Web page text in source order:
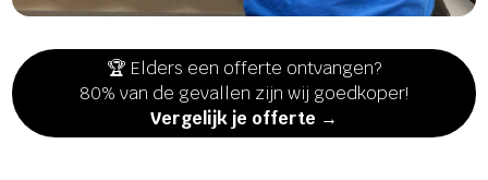
🏆 Elders een offerte ontvangen?
80% van de gevallen zijn wij goedkoper!
Vergelijk je offerte →